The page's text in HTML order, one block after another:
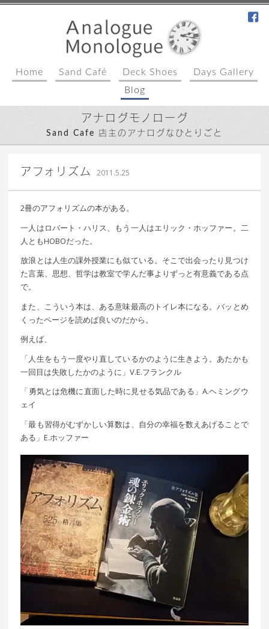
Home Sand Café Deck Shoes
Days Gallery
Blog
アナログモノローグ
Sand Cafe 店主のアナログなひとりごと
アフォリズム 2011.5.25
2冊のアフォリズムの本がある。
一人はロバート・ハリス、もう一人はエリック・ホッファー。二
人ともHOBOだった。
放浪とは人生の課外授業にも似ている。そこで出会ったり見つけ
た言葉、思想、哲学は教室で学んだ事よりずっと有意義である点
で。
また、こういう本は、ある意味最高のトイレ本になる。バッとめ
くったページを読めば良いのだから。
例えば、
「人生をもう一度やり直しているかのように生きよう。あたかも
一回目は失敗したかのように」V.E.フランクル
「勇気とは危機に直面した時に見せる気品である」A.ヘミングウ
ェイ
「最も習得がむずかしい算数は、自分の幸福を数えあげることで
ある」E.ホッファー